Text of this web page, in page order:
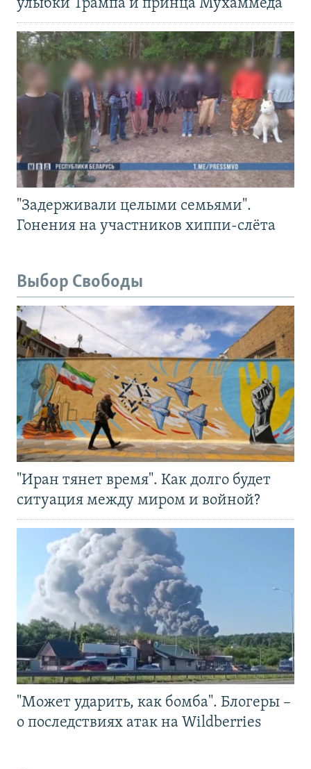
улыбки Трампа и принца Мухаммеда
"Задерживали целыми семьями".
Гонения на участников хиппи-слёта
Выбор Свободы
"Иран тянет время". Как долго будет
ситуация между миром и войной?
"Может ударить, как бомба". Блогеры –
о последствиях атак на Wildberries